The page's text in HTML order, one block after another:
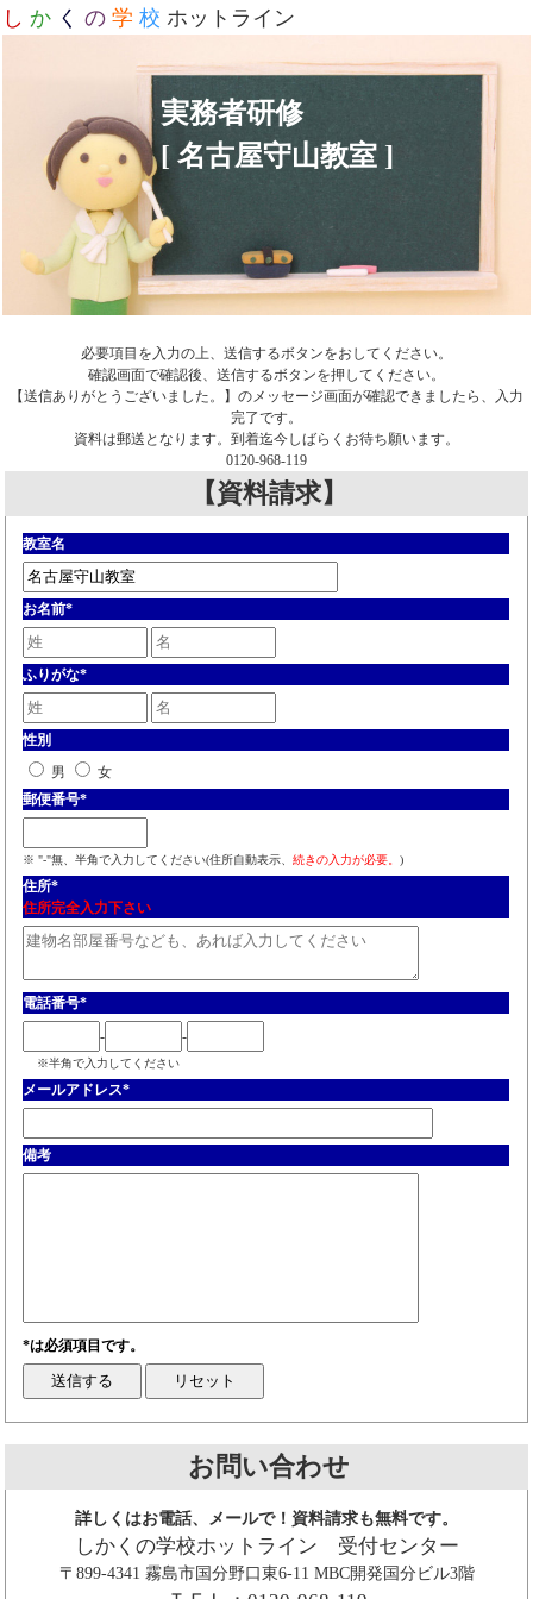
し か く の 学 校 ホットライン
実務者研修
[ 名古屋守山教室 ]
必要項目を入力の上、送信するボタンをおしてください。
確認画面で確認後、送信するボタンを押してください。
【送信ありがとうございました。】のメッセージ画面が確認できましたら、入力
完了です。
資料は郵送となります。到着迄今しばらくお待ち願います。
0120-968-119
【資料請求】
教室名
お名前*
ふりがな*
性別
男
女
郵便番号*
※ "-"無、半角で入力してください(住所自動表示、 続きの入力が必要。 )
住所*
住所完全入力下さい
電話番号*
-
-
※半角で入力してください
メールアドレス*
備考
*は必須項目です。
お問い合わせ
詳しくはお電話、メールで！資料請求も無料です。
しかくの学校ホットライン 受付センター
〒899-4341 霧島市国分野口東6-11 MBC開発国分ビル3階